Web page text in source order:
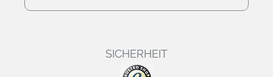
SICHERHEIT